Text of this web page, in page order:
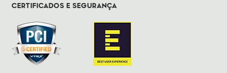
CERTIFICADOS E SEGURANÇA